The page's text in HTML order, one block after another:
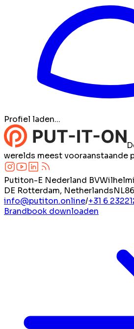
Profiel laden...
werelds meest vooraanstaande
Putiton-E Nederland BV
DE Rotterdam, Netherlands
info@putiton.online/+31 6
Brandbook downloaden